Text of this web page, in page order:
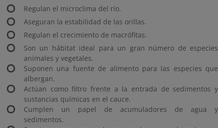
Regulan el microclima del río.
Aseguran la estabilidad de las orillas.
Regulan el crecimiento de macrófitas.
Son un hábitat ideal para un gran número de especies
animales y vegetales.
Suponen una fuente de alimento para las especies que
albergan.
Actúan como filtro frente a la entrada de sedimentos y
sustancias químicas en el cauce.
Cumplen un papel de acumuladores de agua y
sedimentos.